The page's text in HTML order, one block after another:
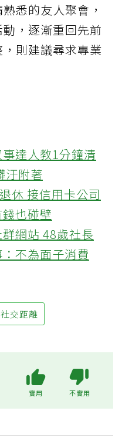
悉的友人聚會，
，逐漸重回先前
則建議尋求專業
達人教1分鐘清
汙附著
休 接信用卡公司
也碰壁
網站 48歲社長
不為面子消費
社交距離
實用 不實用